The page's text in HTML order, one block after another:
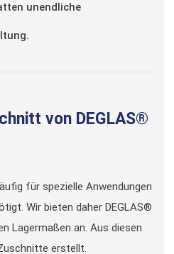
unendliche
von DEGLAS®
für spezielle Anwendungen
Wir bieten daher DEGLAS®
Lagermaßen an. Aus diesen
erstellt.